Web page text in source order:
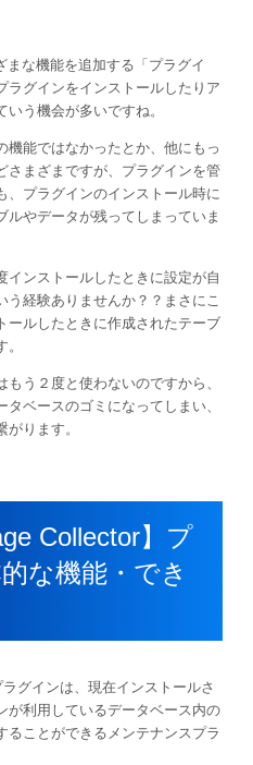
な機能を追加する「プラグイ
ラグインをインストールしたりア
う機会が多いですね。
機能ではなかったとか、他にもっ
さまざまですが、プラグインを管
、プラグインのインストール時に
やデータが残ってしまっていま
インストールしたときに設定が自
経験ありませんか？？まさにこ
ールしたときに作成されたテーブ
う２度と使わないのですから、
ベースのゴミになってしまい、
ります。
Collector】プ
な機能・でき
ラグインは、現在インストールさ
が利用しているデータベース内の
ることができるメンテナンスプラ